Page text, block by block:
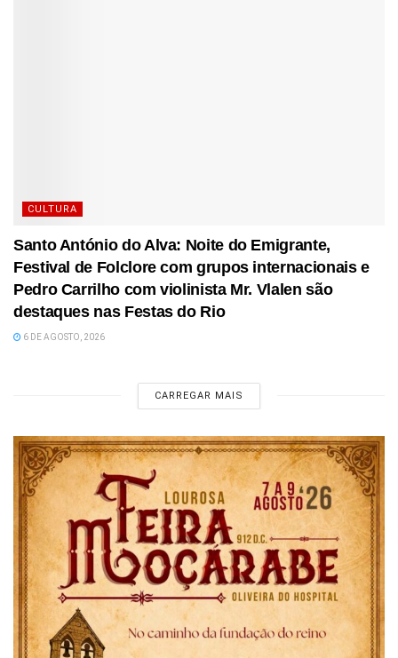
CULTURA
Santo António do Alva: Noite do Emigrante,
Festival de Folclore com grupos internacionais e
Pedro Carrilho com violinista Mr. Vlalen são
destaques nas Festas do Rio
6 DE AGOSTO, 2026
CARREGAR MAIS